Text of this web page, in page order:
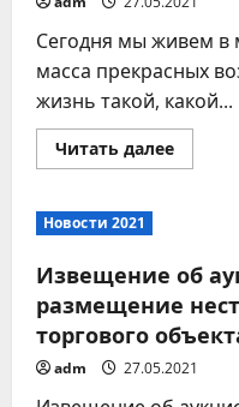
Сегодня мы живем в
масса прекрасных
жизнь такой, какой...
Читать далее
больше
Новости 2021
Извещение об
размещение
торгового
adm 27.05.2021